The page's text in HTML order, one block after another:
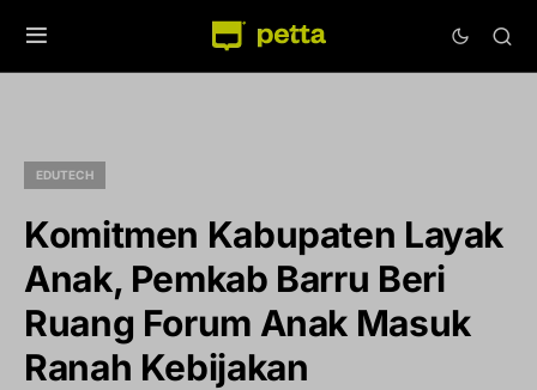
EDUTECH
Komitmen Kabupaten Layak
Anak, Pemkab Barru Beri
Ruang Forum Anak Masuk
Ranah Kebijakan